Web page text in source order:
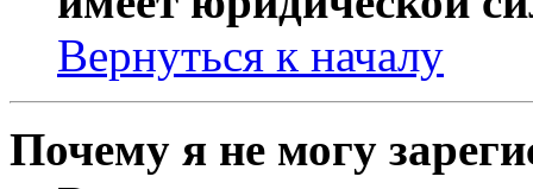
Вернуться к началу
Почему я не могу